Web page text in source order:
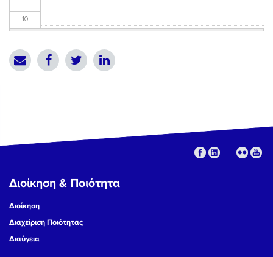
10
16
17
Διοίκηση & Ποιότητα
Διοίκηση
Διαχείριση Ποιότητας
Διαύγεια